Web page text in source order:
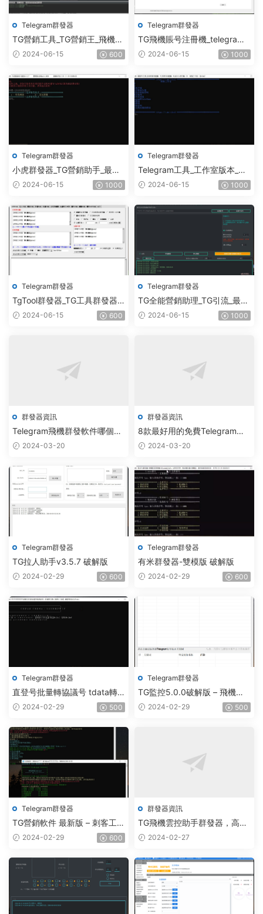
Telegram群發器
TG營銷工具_TG營銷王_飛機營
銷王_破解版
2024-06-15 600
Telegram群發器
TG飛機賬号注冊機_telegram
注冊機_電報飛機号注冊機破解
2024-06-15 1000
Telegram群發器
小虎群發器_TG營銷助手_最新
版_破解版_永久版
2024-06-15 1000
Telegram群發器
Telegram工具_工作室版本_飛
機群發器_最新破解版
2024-06-15 1000
Telegram群發器
TgTool群發器_TG工具群發器_
最新破解版
2024-06-15 600
Telegram群發器
TG全能營銷助理_TG引流_最新
破解版
2024-06-15 1000
群發器資訊
Telegram飛機群發軟件哪個
好？十大排名揭曉！
2024-03-20
群發器資訊
8款最好用的免費Telegram群
發營銷軟件（2024年）
2024-03-20
Telegram群發器
TG拉人助手v3.5.7 破解版
2024-02-29 600
Telegram群發器
有米群發器-雙模版 破解版
2024-02-29 600
Telegram群發器
直登号批量轉協議号 tdata轉
session – 附破解工具
2024-02-29 500
Telegram群發器
TG監控5.0.0破解版 – 飛機監
聽軟件
2024-02-29 500
Telegram群發器
TG營銷軟件 最新版 – 刺客工作
室破解版
2024-02-29 600
群發器資訊
TG飛機雲控助手群發器，高效
的電報Telegram群發與營銷工
2024-02-27